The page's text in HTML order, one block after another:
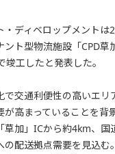
・ディベロップメントは
ント型物流施設「CPD草
工したと発表した。
で交通利便性の高いエリ
が高まっていることを背
草加」ICから約4km、国
の配送拠点需要を見込む